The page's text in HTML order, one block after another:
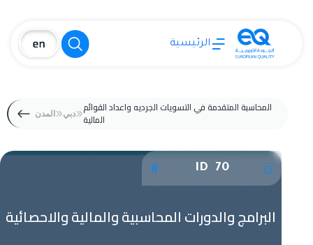
الرئيسية
المدن دبي المحاسبة المتقدمة في التسويات الجرديه واعداد القوائم
المالية
ID 70
البرامج والدورات المحاسبية والمالية والاحصائية